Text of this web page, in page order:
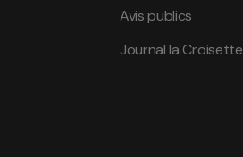
Avis publics
Journal la Croisette